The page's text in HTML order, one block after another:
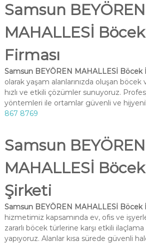
Samsun BEYÖREN
MAHALLESİ
Firması
Samsun BEYÖREN MAHALLESİ Böcek
olarak yaşam alanlarınızda oluşan böcek
hızlı ve etkili çözümler sunuyoruz.
yöntemleri ile ortamlar güvenli ve
867 8769
Samsun BEYÖREN
MAHALLESİ
Şirketi
Samsun BEYÖREN MAHALLESİ Böcek
hizmetimiz kapsamında ev, ofis ve
zararlı böcek türlerine karşı etkili
yapıyoruz. Alanlar kısa sürede güvenli